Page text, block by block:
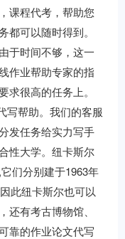
课程代考，帮助您
都可以随时得到。
于时间不够，这一
作业帮助专家的指
很高的任务上。
写帮助。我们的客服
发任务给实力写手
性大学。纽卡斯尔
们分别建于1963年
此纽卡斯尔也可以
有考古博物馆、
靠的作业论文代写